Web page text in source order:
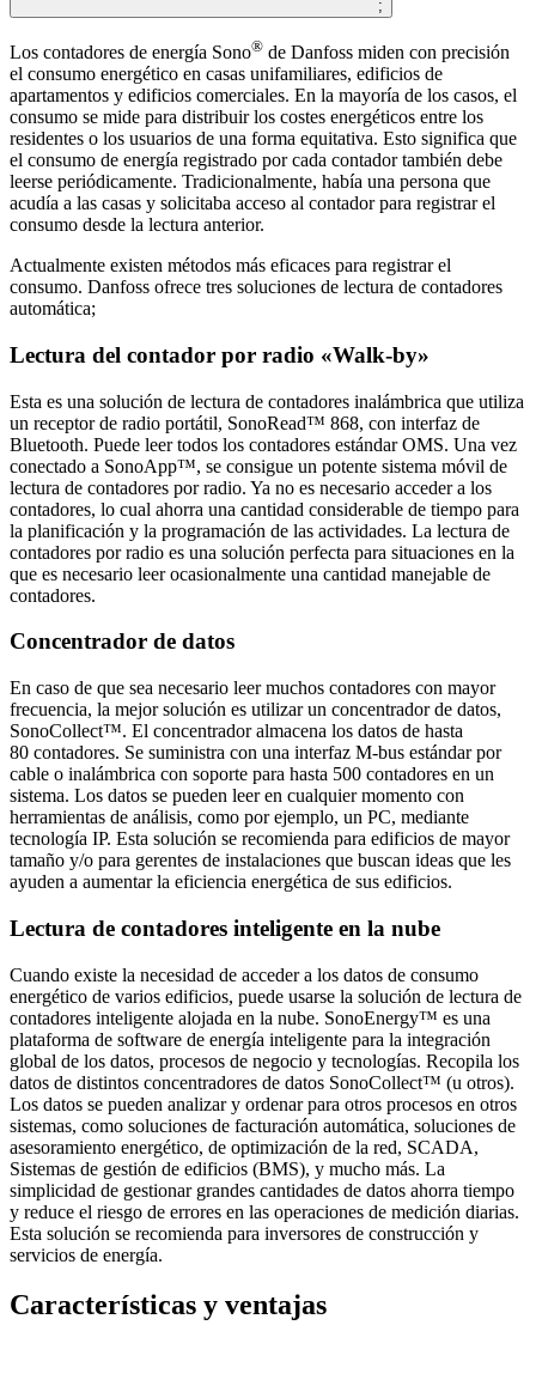
;
Los contadores de energía Sono® de Danfoss miden con precisión
el consumo energético en casas unifamiliares, edificios de
apartamentos y edificios comerciales. En la mayoría de los casos, el
consumo se mide para distribuir los costes energéticos entre los
residentes o los usuarios de una forma equitativa. Esto significa que
el consumo de energía registrado por cada contador también debe
leerse periódicamente. Tradicionalmente, había una persona que
acudía a las casas y solicitaba acceso al contador para registrar el
consumo desde la lectura anterior.
Actualmente existen métodos más eficaces para registrar el
consumo. Danfoss ofrece tres soluciones de lectura de contadores
automática;
Lectura del contador por radio «Walk-by»
Esta es una solución de lectura de contadores inalámbrica que utiliza
un receptor de radio portátil, SonoRead™ 868, con interfaz de
Bluetooth. Puede leer todos los contadores estándar OMS. Una vez
conectado a SonoApp™, se consigue un potente sistema móvil de
lectura de contadores por radio. Ya no es necesario acceder a los
contadores, lo cual ahorra una cantidad considerable de tiempo para
la planificación y la programación de las actividades. La lectura de
contadores por radio es una solución perfecta para situaciones en la
que es necesario leer ocasionalmente una cantidad manejable de
contadores.
Concentrador de datos
En caso de que sea necesario leer muchos contadores con mayor
frecuencia, la mejor solución es utilizar un concentrador de datos,
SonoCollect™. El concentrador almacena los datos de hasta
80 contadores. Se suministra con una interfaz M-bus estándar por
cable o inalámbrica con soporte para hasta 500 contadores en un
sistema. Los datos se pueden leer en cualquier momento con
herramientas de análisis, como por ejemplo, un PC, mediante
tecnología IP. Esta solución se recomienda para edificios de mayor
tamaño y/o para gerentes de instalaciones que buscan ideas que les
ayuden a aumentar la eficiencia energética de sus edificios.
Lectura de contadores inteligente en la nube
Cuando existe la necesidad de acceder a los datos de consumo
energético de varios edificios, puede usarse la solución de lectura de
contadores inteligente alojada en la nube. SonoEnergy™ es una
plataforma de software de energía inteligente para la integración
global de los datos, procesos de negocio y tecnologías. Recopila los
datos de distintos concentradores de datos SonoCollect™ (u otros).
Los datos se pueden analizar y ordenar para otros procesos en otros
sistemas, como soluciones de facturación automática, soluciones de
asesoramiento energético, de optimización de la red, SCADA,
Sistemas de gestión de edificios (BMS), y mucho más. La
simplicidad de gestionar grandes cantidades de datos ahorra tiempo
y reduce el riesgo de errores en las operaciones de medición diarias.
Esta solución se recomienda para inversores de construcción y
servicios de energía.
Características y ventajas